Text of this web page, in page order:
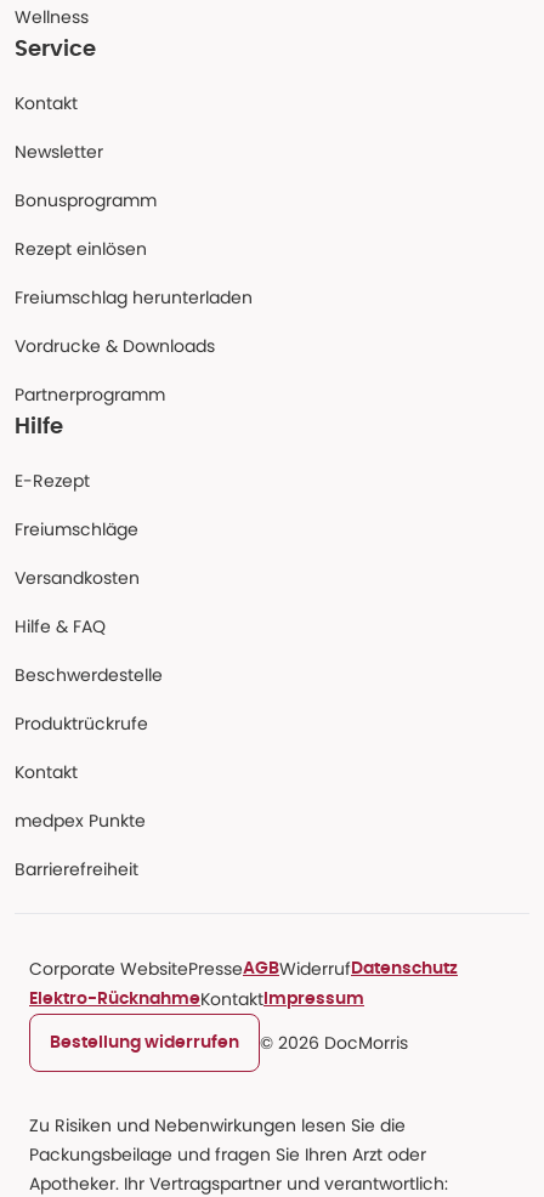
Wellness
Service
Kontakt
Newsletter
Bonusprogramm
Rezept einlösen
Freiumschlag herunterladen
Vordrucke & Downloads
Partnerprogramm
Hilfe
E-Rezept
Freiumschläge
Versandkosten
Hilfe & FAQ
Beschwerdestelle
Produktrückrufe
Kontakt
medpex Punkte
Barrierefreiheit
Corporate WebsitePresseAGBWiderruf Datenschutz
Elektro-RücknahmeKontakt Impressum
Bestellung widerrufen © 2026 DocMorris
Zu Risiken und Nebenwirkungen lesen Sie die
Packungsbeilage und fragen Sie Ihren Arzt oder
Apotheker. Ihr Vertragspartner und verantwortlich: